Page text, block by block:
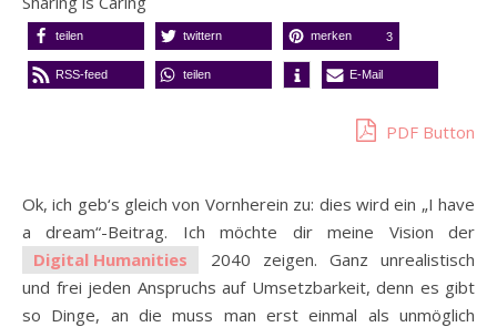
teilen twittern merken 3
RSS-feed teilen E-Mail
PDF Button
Ok, ich geb‘s gleich von Vornherein zu: dies wird ein „I have
a dream“-Beitrag. Ich möchte dir meine Vision der
Digital Humanities
2040 zeigen. Ganz unrealistisch
und frei jeden Anspruchs auf Umsetzbarkeit, denn es gibt
so Dinge, an die muss man erst einmal als unmöglich